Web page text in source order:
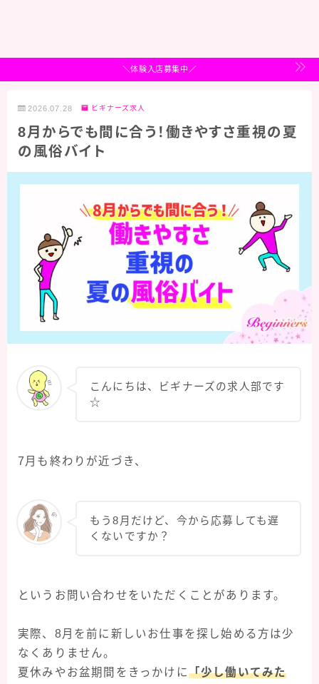
＼体験入店募集中／
2026.07.28 ビギナーズ求人
8月からでも間に合う！働きやすさ重視の夏
の風俗バイト
こんにちは、ビギナーズの求人部です
☆
7月も終わりが近づき、
もう8月だけど、今から応募しても遅
くないですか？
というお問い合わせをいただくことがあります。
実際、8月を前に新しいお仕事を探し始める方は少
なくありません。
夏休みやお盆期間をきっかけに「少し働いてみた